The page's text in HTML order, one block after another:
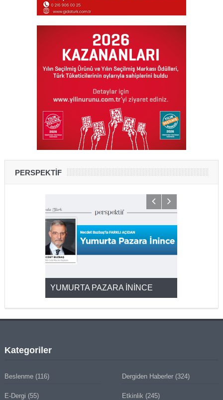
PERSPEKTİF
YUMURTA PAZARA İNİNCE
Kategoriler
Beslenme(116) Dergiden Haberler (324)
E-Dergi (55) Etkinlik (245)